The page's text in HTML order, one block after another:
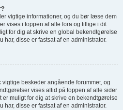
vigtige informationer, og du bør læse dem
vises i toppen af alle fora og tillige i dit
for dig at skrive en global bekendtgørelse
har, disse er fastsat af en administrator.
beskeder angående forummet, og
vises altid på toppen af alle sider
er muligt for dig at skrive en bekendtgørelse
har, disse er fastsat af en administrator.